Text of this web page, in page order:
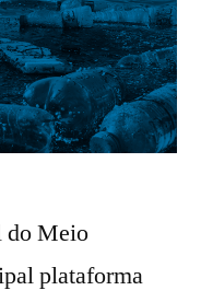
do Meio
plataforma